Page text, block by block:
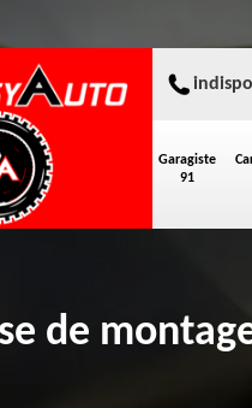
Garagiste
91
de